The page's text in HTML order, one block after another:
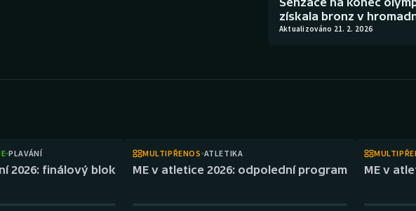
Plážový volejbal
získala bronz v
Aktualizováno 21. 2. 2026
PLAVÁNÍ
2026: finálový blok
MULTIPŘENOS ATLETIKA
ME v atletice 2026: odpolední program ME v